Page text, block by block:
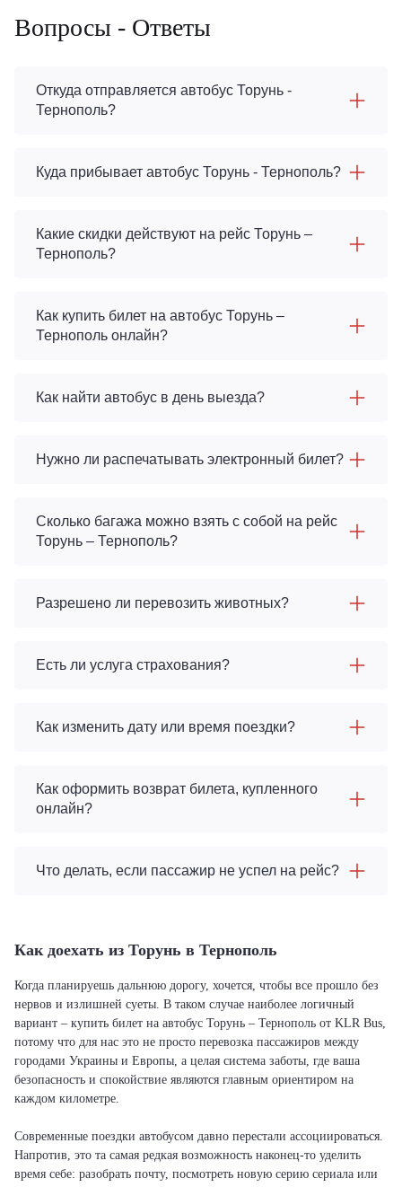
Вопросы - Ответы
Откуда отправляется автобус Торунь -
Тернополь?
Куда прибывает автобус Торунь - Тернополь?
Какие скидки действуют на рейс Торунь –
Тернополь?
Как купить билет на автобус Торунь –
Тернополь онлайн?
Как найти автобус в день выезда?
Нужно ли распечатывать электронный билет?
Сколько багажа можно взять с собой на рейс
Торунь – Тернополь?
Разрешено ли перевозить животных?
Есть ли услуга страхования?
Как изменить дату или время поездки?
Как оформить возврат билета, купленного
онлайн?
Что делать, если пассажир не успел на рейс?
Как доехать из Торунь в Тернополь
Когда планируешь дальнюю дорогу, хочется, чтобы все прошло без
нервов и излишней суеты. В таком случае наиболее логичный
вариант – купить билет на автобус Торунь – Тернополь от KLR Bus,
потому что для нас это не просто перевозка пассажиров между
городами Украины и Европы, а целая система заботы, где ваша
безопасность и спокойствие являются главным ориентиром на
каждом километре.
Современные поездки автобусом давно перестали ассоциироваться.
Напротив, это та самая редкая возможность наконец-то уделить
время себе: разобрать почту, посмотреть новую серию сериала или